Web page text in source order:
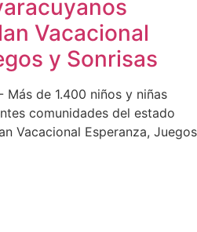
Vacacional
y Sonrisas
de 1.400 niños y niñas
comunidades del estado
Vacacional Esperanza, Juegos